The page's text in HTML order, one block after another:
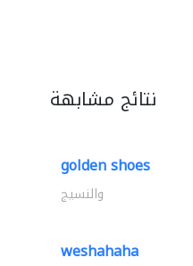
نتائج مشابهة
golden shoes
والنسيج
weshahaha